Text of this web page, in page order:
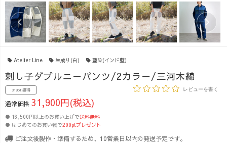
Atelier Line 生成り(白) 藍染(インド藍)
刺し子ダブルニーパンツ/2カラー/三河木綿
319pt 獲得 レビューを書く
通常価格 31,900円(税込)
● 16,500円以上のお買い上げで送料無料
● はじめてのお買い物で200ptプレゼント
ご注文後製作・準備するため、10営業日以内の発送予定です。